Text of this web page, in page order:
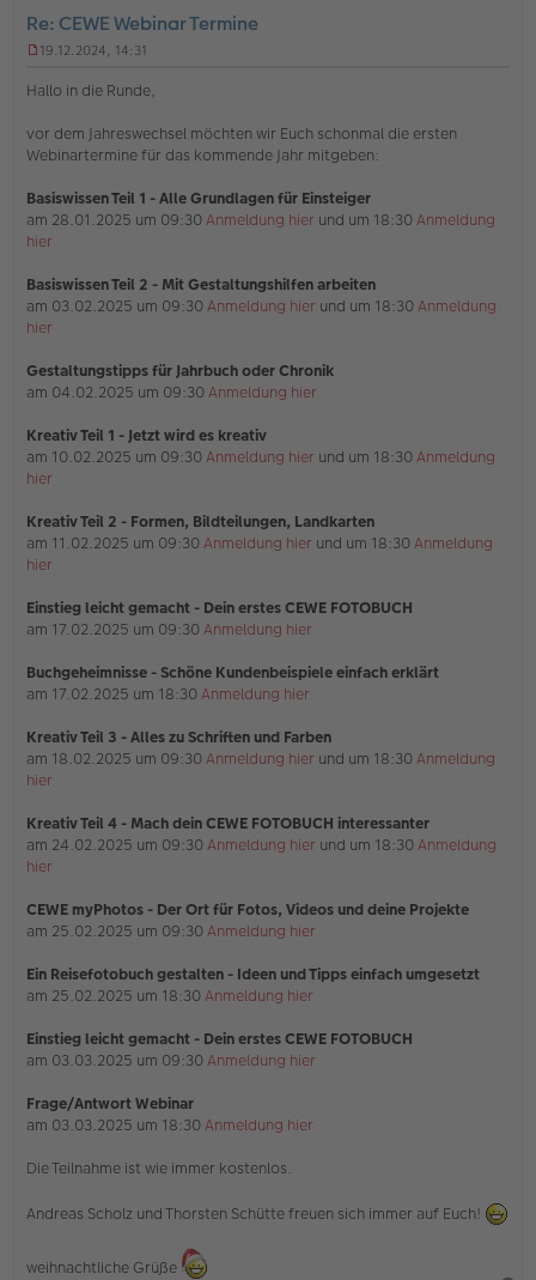
Re: CEWE Webinar Termine
g
l
e
n
e
r
e
t
r
g
19.12.2024, 14:31
Hallo in die Runde,
vor dem Jahreswechsel möchten wir Euch schonmal die ersten
Webinartermine für das kommende Jahr mitgeben:
Basiswissen Teil 1 - Alle Grundlagen für Einsteiger
am 28.01.2025 um 09:30Anmeldung hier und um 18:30Anmeldung
hier
Basiswissen Teil 2 - Mit Gestaltungshilfen arbeiten
am 03.02.2025 um 09:30Anmeldung hier und um 18:30Anmeldung
hier
Gestaltungstipps für Jahrbuch oder Chronik
am 04.02.2025 um 09:30Anmeldung hier
Kreativ Teil 1 - Jetzt wird es kreativ
am 10.02.2025 um 09:30Anmeldung hier und um 18:30Anmeldung
hier
Kreativ Teil 2 - Formen, Bildteilungen, Landkarten
am 11.02.2025 um 09:30Anmeldung hier und um 18:30Anmeldung
hier
Einstieg leicht gemacht - Dein erstes CEWE FOTOBUCH
am 17.02.2025 um 09:30Anmeldung hier
Buchgeheimnisse - Schöne Kundenbeispiele einfach erklärt
am 17.02.2025 um 18:30Anmeldung hier
Kreativ Teil 3 - Alles zu Schriften und Farben
am 18.02.2025 um 09:30Anmeldung hier und um 18:30Anmeldung
hier
Kreativ Teil 4 - Mach dein CEWE FOTOBUCH interessanter
am 24.02.2025 um 09:30Anmeldung hier und um 18:30Anmeldung
hier
CEWE myPhotos - Der Ort für Fotos, Videos und deine Projekte
am 25.02.2025 um 09:30Anmeldung hier
Ein Reisefotobuch gestalten - Ideen und Tipps einfach umgesetzt
am 25.02.2025 um 18:30Anmeldung hier
Einstieg leicht gemacht - Dein erstes CEWE FOTOBUCH
am 03.03.2025 um 09:30Anmeldung hier
Frage/Antwort Webinar
am 03.03.2025 um 18:30Anmeldung hier
Die Teilnahme ist wie immer kostenlos.
Andreas Scholz und Thorsten Schütte freuen sich immer auf Euch!
weihnachtliche Grüße